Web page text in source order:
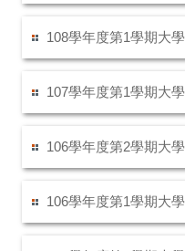
108學年度第1學期大
107學年度第1學期大
106學年度第2學期大
106學年度第1學期大